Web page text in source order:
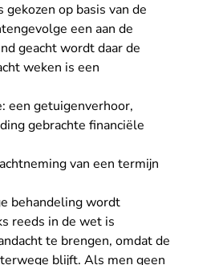
op basis van de
een aan de
geacht wordt daar de
weken is een
een getuigenverhoor,
gebrachte financiële
van een termijn
behandeling wordt
reeds in de wet is
te brengen, omdat de
blijft. Als men geen